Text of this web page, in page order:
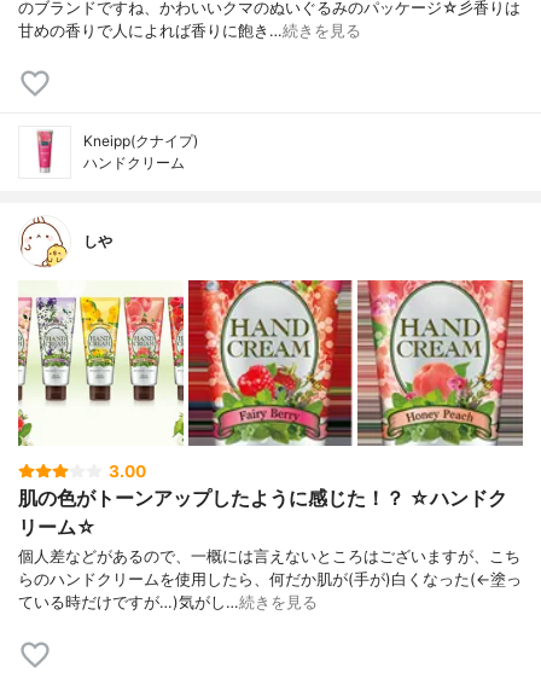
のブランドですね、かわいいクマのぬいぐるみのパッケージ☆彡香りは
甘めの香りで人によれば香りに飽き…続きを見る
Kneipp(クナイプ)
ハンドクリーム
しや
3.00
肌の色がトーンアップしたように感じた！？ ☆ハンドク
リーム☆
個人差などがあるので、一概には言えないところはございますが、こち
らのハンドクリームを使用したら、何だか肌が(手が)白くなった(←塗っ
ている時だけですが…)気がし…続きを見る